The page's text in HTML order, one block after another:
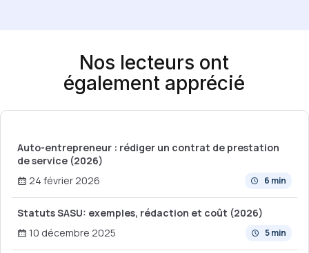
Nos lecteurs ont
également apprécié
Auto-entrepreneur : rédiger un contrat de prestation
de service (2026)
6 min
24 février 2026
Statuts SASU: exemples, rédaction et coût (2026)
5 min
10 décembre 2025